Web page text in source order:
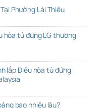
Phường Lái Thiêu
hòa tủ đứng LG thương
lắp Điều hòa tủ đứng
bao nhiêu lâu?